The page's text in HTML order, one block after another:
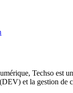
Techso est
et la gestion